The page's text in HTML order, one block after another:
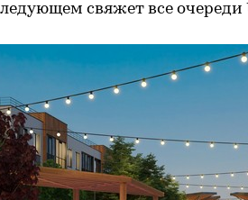
свяжет все очереди